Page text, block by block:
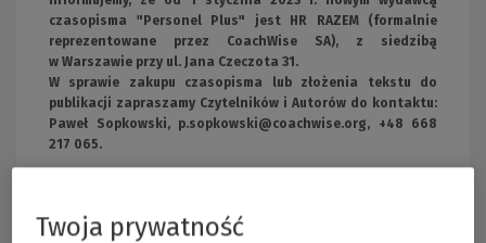
czasopisma "Personel Plus" jest HR RAZEM (formalnie
reprezentowane przez CoachWise SA), z siedzibą
w Warszawie przy ul. Jana Czeczota 31.
W sprawie zakupu czasopisma lub złożenia tekstu do
publikacji zapraszamy Czytelników i Autorów do kontaktu:
Paweł Sopkowski, p.sopkowski@coachwise.org, +48 668
217 065.
Twoja prywatność